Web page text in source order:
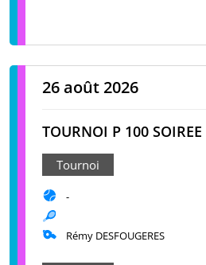
26 août 2026
TOURNOI P 100 SOIREE
Tournoi
-
Rémy DESFOUGERES